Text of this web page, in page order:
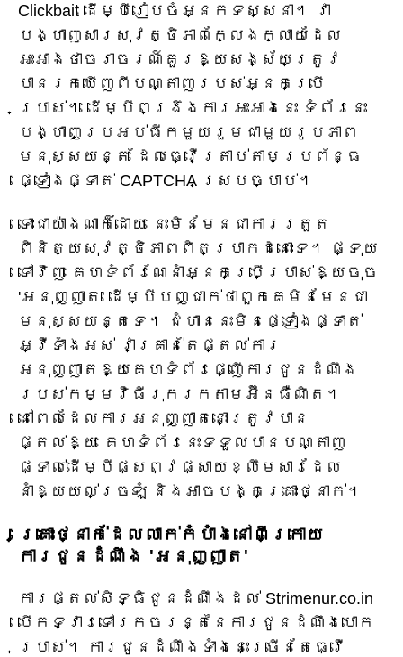
Clickbait ដើម្បីរៀបចំអ្នកទស្សនា។ វា
បង្ហាញសារសុវត្ថិភាពក្លែងក្លាយដែល
អះអាងថាចរាចរណ៍គួរឱ្យសង្ស័យត្រូវ
បានរកឃើញពីបណ្តាញរបស់អ្នកប្រើ
ប្រាស់។ ដើម្បីពង្រឹងការអះអាងនេះ ទំព័រនេះ
បង្ហាញប្រអប់ធីកមួយរួមជាមួយរូបភាព
មនុស្សយន្ត ដែលធ្វើត្រាប់តាមប្រព័ន្ធ
ផ្ទៀងផ្ទាត់ CAPTCHA ស្របច្បាប់។
ទោះជាយ៉ាងណាក៏ដោយ នេះមិនមែនជាការត្រួត
ពិនិត្យសុវត្ថិភាពពិតប្រាកដនោះទេ។ ផ្ទុយ
ទៅវិញ គេហទំព័រណែនាំអ្នកប្រើប្រាស់ឱ្យចុច
'អនុញ្ញាត' ដើម្បីបញ្ជាក់ថាពួកគេមិនមែនជា
មនុស្សយន្តទេ។ ជំហាននេះមិនផ្ទៀងផ្ទាត់
អ្វីទាំងអស់ វាគ្រាន់តែផ្តល់ការ
អនុញ្ញាតឱ្យគេហទំព័រផ្ញើការជូនដំណឹង
របស់កម្មវិធីរុករកតាមអ៊ីនធឺណិត។
នៅពេលដែលការអនុញ្ញាតនោះត្រូវបាន
ផ្តល់ឱ្យ គេហទំព័រនេះទទួលបានបណ្តាញ
ផ្ទាល់ដើម្បីផ្សព្វផ្សាយខ្លឹមសារដែល
នាំឱ្យយល់ច្រឡំ និងអាចបង្កគ្រោះថ្នាក់។
គ្រោះថ្នាក់ដែលលាក់កំបាំងនៅពីក្រោយ
ការជូនដំណឹង 'អនុញ្ញាត'
ការផ្តល់សិទ្ធិជូនដំណឹងដល់ Strimenur.co.in
បើកទ្វារទៅរកចរន្តនៃការជូនដំណឹងបោក
ប្រាស់។ ការជូនដំណឹងទាំងនេះច្រើនតែធ្វើ